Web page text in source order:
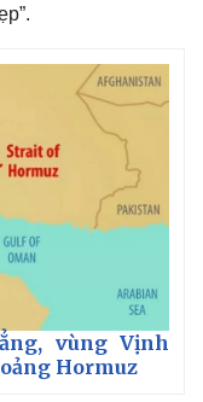
vùng Vịnh
Hormuz